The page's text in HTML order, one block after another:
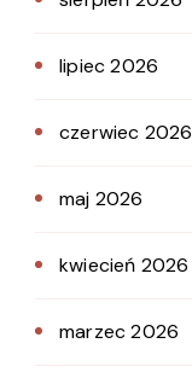
lipiec 2026
czerwiec 2026
maj 2026
kwiecień 2026
marzec 2026